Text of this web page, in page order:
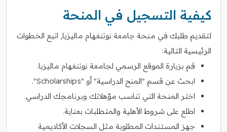
كيفية التسجيل في المنحة
لتقديم طلبك في منحة جامعة نوتنغهام ماليزيا, اتبع الخطوات
الرئيسية التالية:
قم بزيارة الموقع الرسمي لجامعة نوتنغهام ماليزيا.
ابحث عن قسم "المنح الدراسية" أو "Scholarships".
اختر المنحة التي تناسب مؤهلاتك وبرنامجك الدراسي.
اطلع على شروط الأهلية والمتطلبات بعناية.
جهز المستندات المطلوبة مثل السجلات الأكاديمية